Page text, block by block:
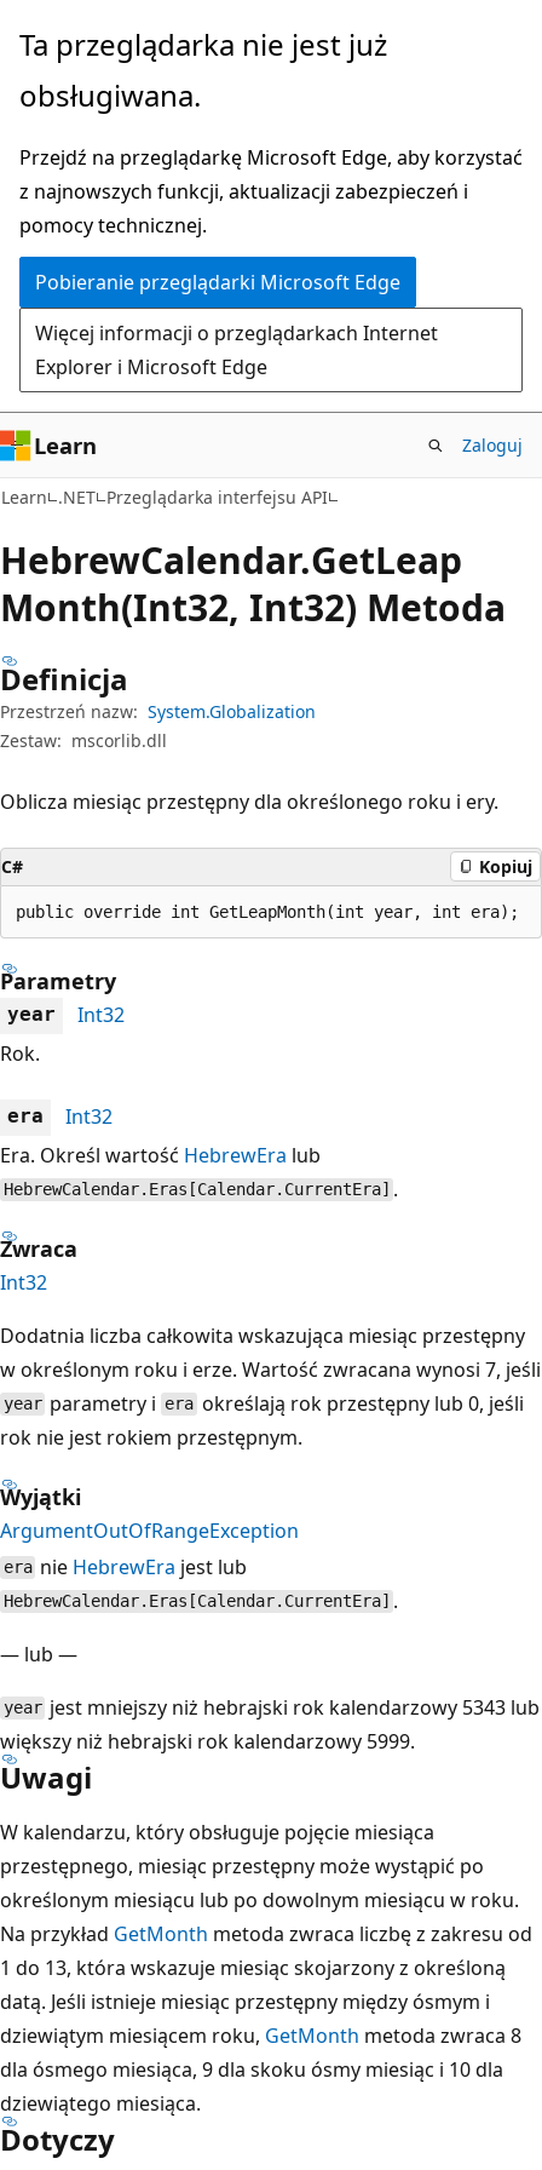
Przejdź
głównej
Przejdź
nawigacji
stronie
Ta przeglądarka nie jest już
obsługiwana.
Przejdź na przeglądarkę Microsoft Edge, aby korzystać
z najnowszych funkcji, aktualizacji zabezpieczeń i
pomocy technicznej.
Pobieranie przeglądarki Microsoft Edge
Więcej informacji o przeglądarkach Internet
Explorer i Microsoft Edge
Learn Zaloguj
Learn .NET Przeglądarka interfejsu API
HebrewCalendar.GetLeap
Month(Int32, Int32) Metoda
Definicja
Przestrzeń nazw: System.Globalization
Zestaw: mscorlib.dll
Oblicza miesiąc przestępny dla określonego roku i ery.
C# Kopiuj
public override int GetLeapMonth(int year, int era);
Parametry
year
Int32
Rok.
era
Int32
Era. Określ wartość HebrewEra lub
HebrewCalendar.Eras[Calendar.CurrentEra] .
Zwraca
Int32
Dodatnia liczba całkowita wskazująca miesiąc przestępny
w określonym roku i erze. Wartość zwracana wynosi 7, jeśli
year parametry i eraokreślają rok przestępny lub 0, jeśli
rok nie jest rokiem przestępnym.
Wyjątki
ArgumentOutOfRangeException
era nie HebrewEra jest lub
HebrewCalendar.Eras[Calendar.CurrentEra] .
— lub —
year jest mniejszy niż hebrajski rok kalendarzowy 5343 lub
większy niż hebrajski rok kalendarzowy 5999.
Uwagi
W kalendarzu, który obsługuje pojęcie miesiąca
przestępnego, miesiąc przestępny może wystąpić po
określonym miesiącu lub po dowolnym miesiącu w roku.
Na przykład GetMonth metoda zwraca liczbę z zakresu od
1 do 13, która wskazuje miesiąc skojarzony z określoną
datą. Jeśli istnieje miesiąc przestępny między ósmym i
dziewiątym miesiącem roku, GetMonth metoda zwraca 8
dla ósmego miesiąca, 9 dla skoku ósmy miesiąc i 10 dla
dziewiątego miesiąca.
Dotyczy